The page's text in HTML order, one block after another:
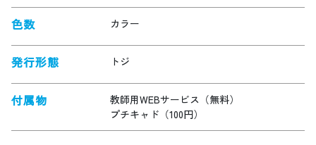
色数 カラー
発行形態 トジ
付属物
教師用WEBサービス（無料）
プチキャド（100円）